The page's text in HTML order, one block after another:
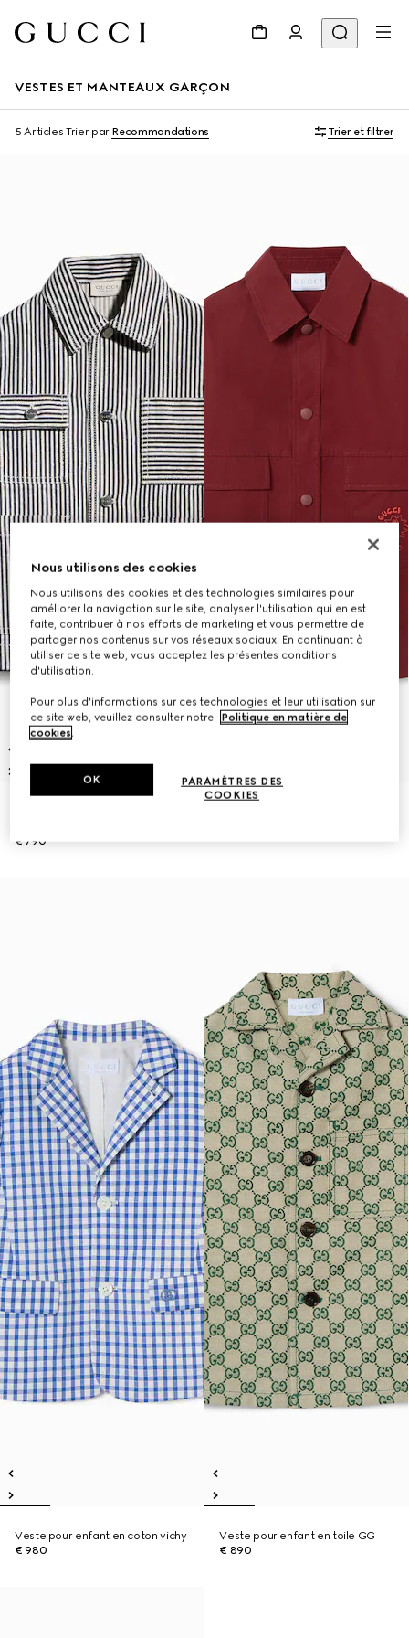
VESTES ET MANTEAUX GARÇON
5 Articles Trier par Recommandations Trier et filtrer
€ 790
Veste pour enfant en coton vichy
€ 980
Veste pour enfant en toile GG
€ 890
Nous utilisons des cookies
Nous utilisons des cookies et des technologies similaires pour
améliorer la navigation sur le site, analyser l'utilisation qui en est
faite, contribuer à nos efforts de marketing et vous permettre de
partager nos contenus sur vos réseaux sociaux. En continuant à
utiliser ce site web, vous acceptez les présentes conditions
d'utilisation.
Pour plus d'informations sur ces technologies et leur utilisation sur
ce site web, veuillez consulter notre
Politique en matière de
cookies.
PARAMÈTRES DES
COOKIES
OK